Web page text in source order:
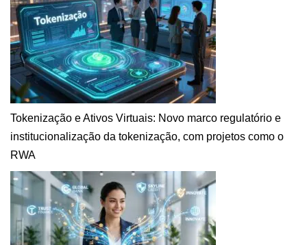
Tokenização e Ativos Virtuais: Novo marco regulatório e
institucionalização da tokenização, com projetos como o
RWA